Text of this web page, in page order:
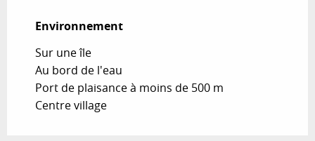
Environnement
Environnement
Sur une île
Au bord de l'eau
Port de plaisance à moins de 500 m
Centre village